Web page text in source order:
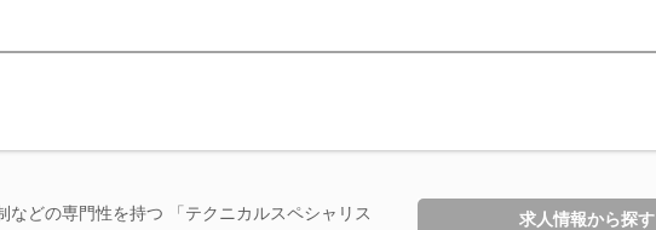
どの専門性を持つ 「テクニカルスペシャリス
求人情報から探す